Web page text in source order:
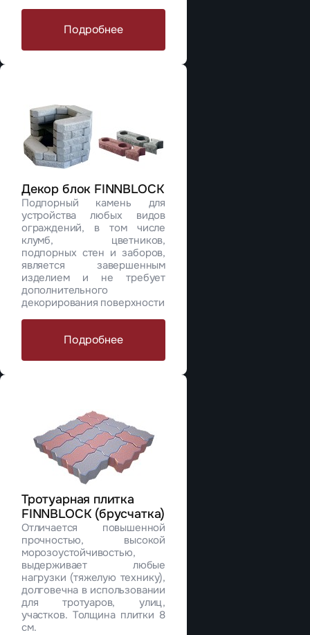
Подробнее
Декор блок FINNBLOCK
Подпорный камень для
устройства любых видов
ограждений, в том числе
клумб, цветников,
подпорных стен и заборов,
является завершенным
изделием и не требует
дополнительного
декорирования поверхности
Подробнее
Тротуарная плитка
FINNBLOCK (брусчатка)
Отличается повышенной
прочностью, высокой
морозоустойчивостью,
выдерживает любые
нагрузки (тяжелую технику),
долговечна в использовании
для тротуаров, улиц,
участков. Толщина плитки 8
см.